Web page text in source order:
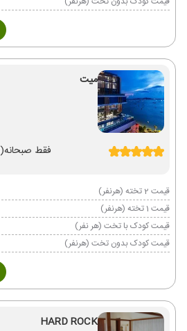
میت
فقط صبحانه(BB)
قیمت 2 تخته (هرنفر)
قیمت 1 تخته (هرنفر)
قیمت کودک با تخت (هر نفر)
قیمت کودک بدون تخت (هرنفر)
HARD ROCK